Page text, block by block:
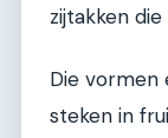
zijtakken
Die vormen
steken in